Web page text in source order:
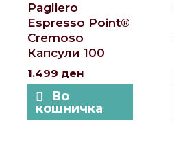
Pagliero
Espresso Point®
Cremoso
Капсули 100
1.499 ден
Во
кошничка